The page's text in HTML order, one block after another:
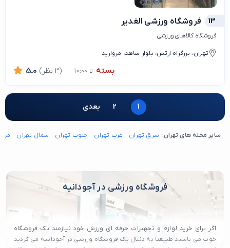
13 فروشگاه ورزشی الغدیر
فروشگاه کالاهای ورزشی
تهران، بزرگراه ارتش، بلوار شاهد، مروارید
بسته تا 10:00 5.0 (3 نظر)
1
2 بعدی
سایر محله های تهران: شرق تهران غرب تهران جنوب تهران شمال تهران
فروشگاه ورزشی در آجودانیه
اگر برای خرید لوازم و تجهیزات حرفه ای ورزش خود نیازمند یک فروشگاه
خوب می باشید طبیعتا به دنبال یک فروشگاه ورزشی در آجودانیه می گردید